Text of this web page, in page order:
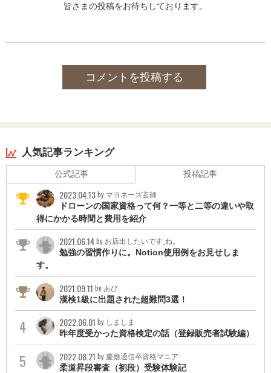
皆さまの投稿をお待ちしております。
コメントを投稿する
人気記事ランキング
公式記事 投稿記事
2023.04.13by マヨネーズ玄師
ドローンの国家資格って何？一等と二等の違いや取
得にかかる時間と費用を紹介
2021.06.14by お店出したいです_ね。
勉強の習慣作りに。Notion使用例をお見せしま
す。
2021.09.11 by あび
漢検1級に出題された超難問3選！
2022.06.01 by しましま
昨年度受かった資格検定の話（登録販売者試験編）
2022.08.21 by 慶應通信卒資格マニア
柔道昇段審査（初段）受験体験記